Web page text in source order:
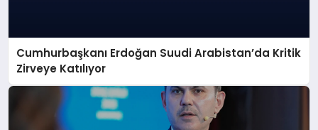
Cumhurbaşkanı Erdoğan Suudi Arabistan’da Kritik
Zirveye Katılıyor